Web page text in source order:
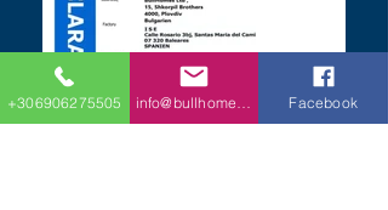
+306906275505 Facebook